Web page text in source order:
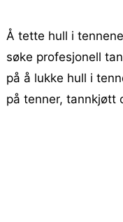
Å tette hull i
søke profesjonell
på å lukke hull i
på tenner, tannkjøtt